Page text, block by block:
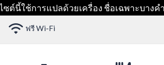
ต์นี้ใช้การแปลด้วยเครื่อง ชื่อเฉพาะบาง
ฟรี Wi-Fi